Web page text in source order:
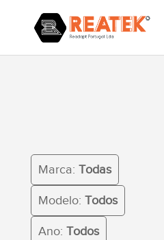
Marca: Todas
Modelo: Todos
Ano: Todos